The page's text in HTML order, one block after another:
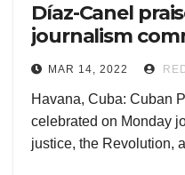
Díaz-Canel
journalism
MAR 14, 2022
Havana, Cuba: Cuban
celebrated on Monday
justice, the Revolution,